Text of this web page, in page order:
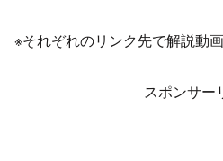
※それぞれのリンク先で解説動画
スポンサー